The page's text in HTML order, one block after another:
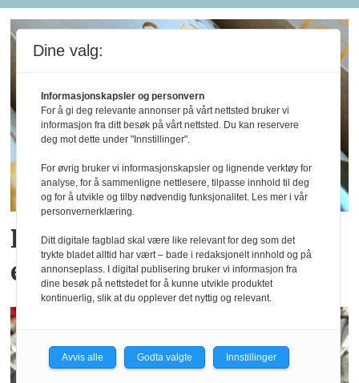
Postgirobygget lanserer
egne viner
Dine valg:
Informasjonskapsler og personvern
For å gi deg relevante annonser på vårt nettsted bruker vi
informasjon fra ditt besøk på vårt nettsted. Du kan reservere
deg mot dette under "Innstillinger".
For øvrig bruker vi informasjonskapsler og lignende verktøy for
analyse, for å sammenligne nettlesere, tilpasse innhold til deg
og for å utvikle og tilby nødvendig funksjonalitet. Les mer i vår
personvernerklæring.
Ditt digitale fagblad skal være like relevant for deg som det
trykte bladet alltid har vært – bade i redaksjonelt innhold og på
annonseplass. I digital publisering bruker vi informasjon fra
dine besøk på nettstedet for å kunne utvikle produktet
kontinuerlig, slik at du opplever det nyttig og relevant.
Avvis alle Godta valgte Innstillinger